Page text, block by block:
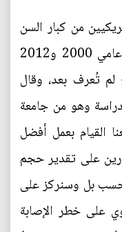
من كبار السن
المصابين بالخرف تراجع فيما بين عامي 2000 و2012
لم تُعرف بعد، وقال
وهو من جامعة
القيام بعمل أفضل
على تقدير حجم
بل وسنركز على
على خطر الإصابة